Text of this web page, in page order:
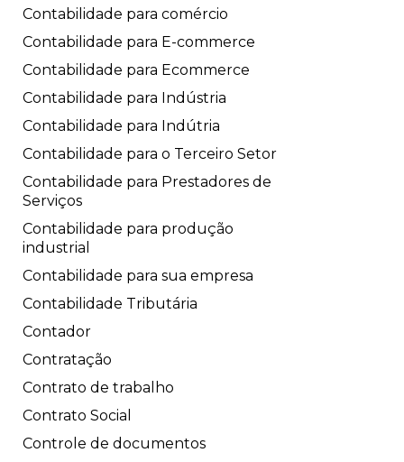
Contabilidade para comércio
Contabilidade para E-commerce
Contabilidade para Ecommerce
Contabilidade para Indústria
Contabilidade para Indútria
Contabilidade para o Terceiro Setor
Contabilidade para Prestadores de
Serviços
Contabilidade para produção
industrial
Contabilidade para sua empresa
Contabilidade Tributária
Contador
Contratação
Contrato de trabalho
Contrato Social
Controle de documentos